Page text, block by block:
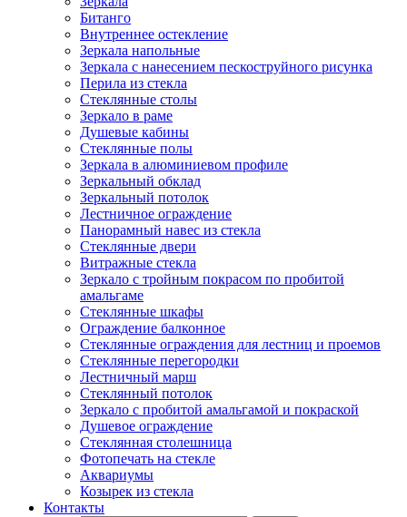
Битанго
Внутреннее остекление
Зеркала напольные
Зеркала с нанесением пескоструйного рисунка
Перила из стекла
Стеклянные столы
Зеркало в раме
Душевые кабины
Стеклянные полы
Зеркала в алюминиевом профиле
Зеркальный обклад
Зеркальный потолок
Лестничное ограждение
Панорамный навес из стекла
Стеклянные двери
Витражные стекла
Зеркало с тройным покрасом по пробитой
амальгаме
Стеклянные шкафы
Ограждение балконное
Стеклянные ограждения для лестниц и проемов
Стеклянные перегородки
Лестничный марш
Стеклянный потолок
Зеркало с пробитой амальгамой и покраской
Душевое ограждение
Стеклянная столешница
Фотопечать на стекле
Аквариумы
Козырек из стекла
Контакты